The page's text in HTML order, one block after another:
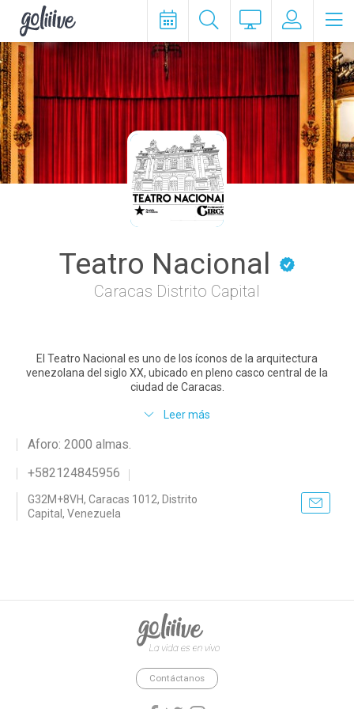
goliiive
Teatro Nacional
Caracas Distrito Capital
El Teatro Nacional es uno de los íconos de la arquitectura
venezolana del siglo XX, ubicado en pleno casco central de la
ciudad de Caracas.
Leer más
Aforo: 2000 almas.
+582124845956
G32M+8VH, Caracas 1012, Distrito
Capital, Venezuela
goliiive - La vida es en vivo.
Contáctanos